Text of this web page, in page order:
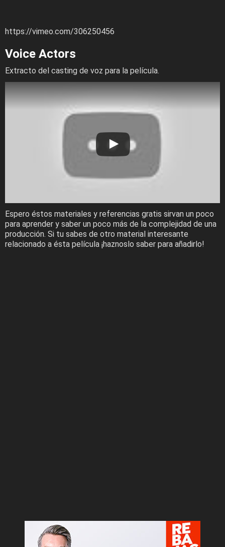
https://vimeo.com/306250456
Voice Actors
Extracto del casting de voz para la película.
Espero éstos materiales y referencias gratis sirvan un poco
para aprender y saber un poco más de la complejidad de una
producción. Si tu sabes de otro material interesante
relacionado a ésta película ¡haznoslo saber para añadirlo!